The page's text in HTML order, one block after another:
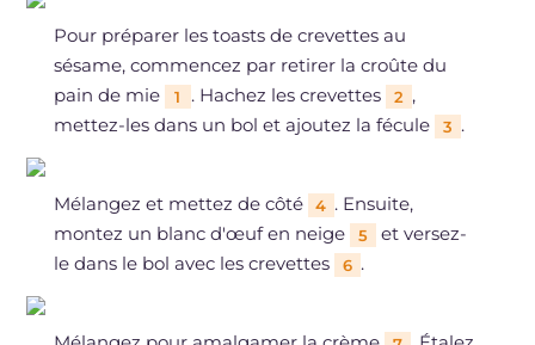
Pour préparer les toasts de crevettes au
sésame, commencez par retirer la croûte du
pain de mie
1 . Hachez les crevettes 2 ,
mettez-les dans un bol et ajoutez la fécule
3 .
Mélangez et mettez de côté 4 . Ensuite,
montez un blanc d'œuf en neige
5
et versez-
le dans le bol avec les crevettes
6 .